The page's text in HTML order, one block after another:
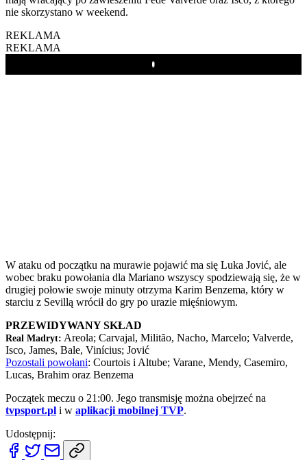
nie skorzystano w weekend.
REKLAMA
REKLAMA
Play
W ataku od początku na murawie pojawić ma się Luka Jović, ale
wobec braku powołania dla Mariano wszyscy spodziewają się, że w
drugiej połowie swoje minuty otrzyma Karim Benzema, który w
starciu z Sevillą wrócił do gry po urazie mięśniowym.
PRZEWIDYWANY SKŁAD
Real Madryt: Areola; Carvajal, Militão, Nacho, Marcelo; Valverde,
Isco, James, Bale, Vinícius; Jović
Pozostali powołani: Courtois i Altube; Varane, Mendy, Casemiro,
Lucas, Brahim oraz Benzema
Początek meczu o 21:00. Jego transmisję można obejrzeć na
tvpsport.pl i w aplikacji mobilnej TVP.
Udostępnij: